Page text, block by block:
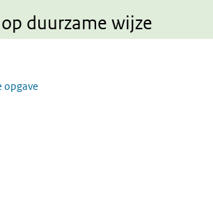
duurzame wijze
opgave